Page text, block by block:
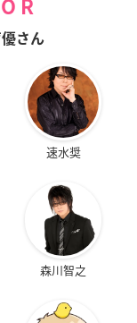
さん
速水奨
森川智之